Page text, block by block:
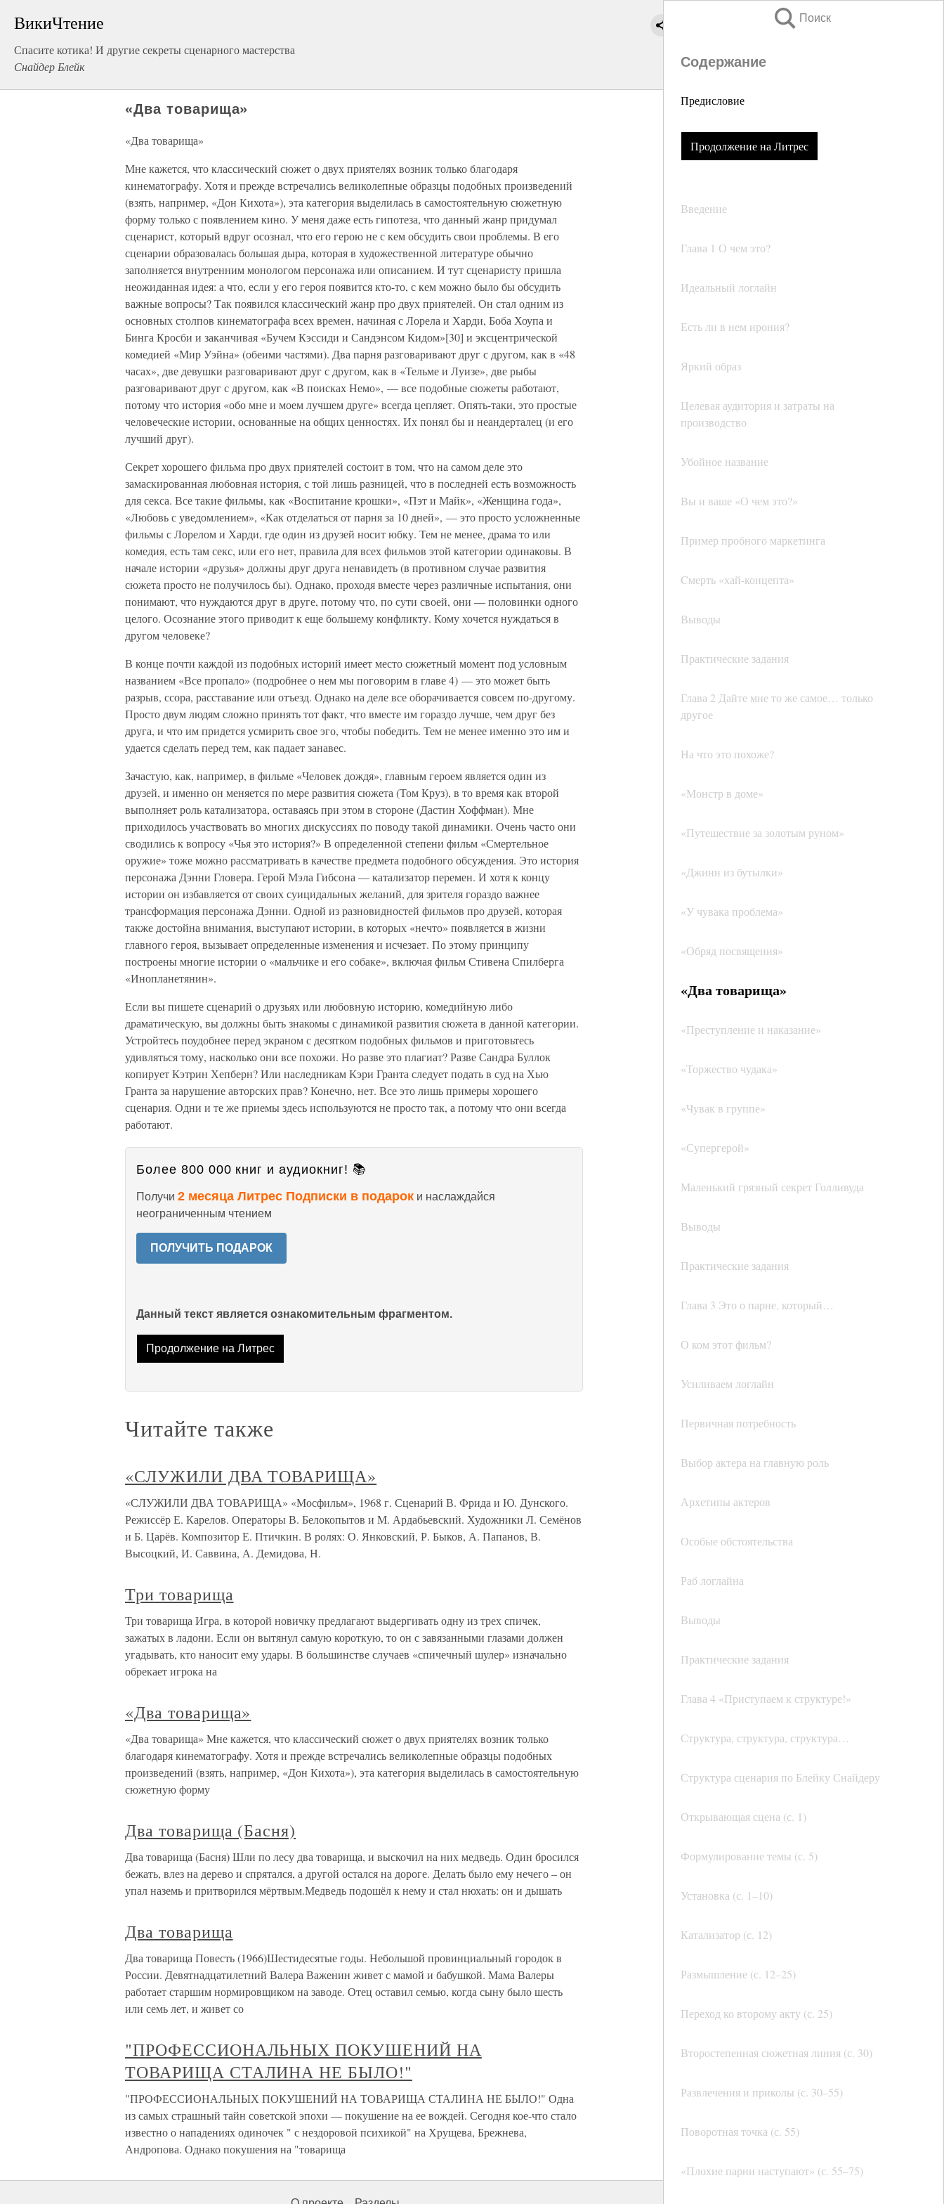
ВикиЧтение
Спасите котика! И другие секреты сценарного мастерства
Снайдер Блейк
Поиск
Содержание
Предисловие
Продолжение на Литрес
Введение
Глава 1 О чем это?
Идеальный логлайн
Есть ли в нем ирония?
Яркий образ
Целевая аудитория и затраты на
производство
Убойное название
Вы и ваше «О чем это?»
Пример пробного маркетинга
Cмерть «хай-концепта»
Выводы
Практические задания
Глава 2 Дайте мне то же самое… только
другое
На что это похоже?
«Монстр в доме»
«Путешествие за золотым руном»
«Джинн из бутылки»
«У чувака проблема»
«Обряд посвящения»
«Два товарища»
«Преступление и наказание»
«Торжество чудака»
«Чувак в группе»
«Супергерой»
Маленький грязный секрет Голливуда
Выводы
Практические задания
Глава 3 Это о парне, который…
О ком этот фильм?
Усиливаем логлайн
Первичная потребность
Выбор актера на главную роль
Архетипы актеров
Особые обстоятельства
Раб логлайна
Выводы
Практические задания
Глава 4 «Приступаем к структуре!»
Структура, структура, структура…
Структура сценария по Блейку Снайдеру
Открывающая сцена (с. 1)
Формулирование темы (с. 5)
Установка (с. 1–10)
Катализатор (с. 12)
Размышление (с. 12–25)
Переход ко второму акту (с. 25)
Второстепенная сюжетная линия (с. 30)
Развлечения и приколы (с. 30–55)
Поворотная точка (с. 55)
«Плохие парни наступают» (с. 55–75)
«Два товарища»
«Два товарища»
Мне кажется, что классический сюжет о двух приятелях возник только благодаря
кинематографу. Хотя и прежде встречались великолепные образцы подобных произведений
(взять, например, «Дон Кихота»), эта категория выделилась в самостоятельную сюжетную
форму только с появлением кино. У меня даже есть гипотеза, что данный жанр придумал
сценарист, который вдруг осознал, что его герою не с кем обсудить свои проблемы. В его
сценарии образовалась большая дыра, которая в художественной литературе обычно
заполняется внутренним монологом персонажа или описанием. И тут сценаристу пришла
неожиданная идея: а что, если у его героя появится кто-то, с кем можно было бы обсудить
важные вопросы? Так появился классический жанр про двух приятелей. Он стал одним из
основных столпов кинематографа всех времен, начиная с Лорела и Харди, Боба Хоупа и
Бинга Кросби и заканчивая «Бучем Кэссиди и Сандэнсом Кидом»[30] и эксцентрической
комедией «Мир Уэйна» (обеими частями). Два парня разговаривают друг с другом, как в «48
часах», две девушки разговаривают друг с другом, как в «Тельме и Луизе», две рыбы
разговаривают друг с другом, как «В поисках Немо», — все подобные сюжеты работают,
потому что история «обо мне и моем лучшем друге» всегда цепляет. Опять-таки, это простые
человеческие истории, основанные на общих ценностях. Их понял бы и неандерталец (и его
лучший друг).
Секрет хорошего фильма про двух приятелей состоит в том, что на самом деле это
замаскированная любовная история, с той лишь разницей, что в последней есть возможность
для секса. Все такие фильмы, как «Воспитание крошки», «Пэт и Майк», «Женщина года»,
«Любовь с уведомлением», «Как отделаться от парня за 10 дней», — это просто усложненные
фильмы с Лорелом и Харди, где один из друзей носит юбку. Тем не менее, драма то или
комедия, есть там секс, или его нет, правила для всех фильмов этой категории одинаковы. В
начале истории «друзья» должны друг друга ненавидеть (в противном случае развития
сюжета просто не получилось бы). Однако, проходя вместе через различные испытания, они
понимают, что нуждаются друг в друге, потому что, по сути своей, они — половинки одного
целого. Осознание этого приводит к еще большему конфликту. Кому хочется нуждаться в
другом человеке?
В конце почти каждой из подобных историй имеет место сюжетный момент под условным
названием «Все пропало» (подробнее о нем мы поговорим в главе 4) — это может быть
разрыв, ссора, расставание или отъезд. Однако на деле все оборачивается совсем по-другому.
Просто двум людям сложно принять тот факт, что вместе им гораздо лучше, чем друг без
друга, и что им придется усмирить свое эго, чтобы победить. Тем не менее именно это им и
удается сделать перед тем, как падает занавес.
Зачастую, как, например, в фильме «Человек дождя», главным героем является один из
друзей, и именно он меняется по мере развития сюжета (Том Круз), в то время как второй
выполняет роль катализатора, оставаясь при этом в стороне (Дастин Хоффман). Мне
приходилось участвовать во многих дискуссиях по поводу такой динамики. Очень часто они
сводились к вопросу «Чья это история?» В определенной степени фильм «Смертельное
оружие» тоже можно рассматривать в качестве предмета подобного обсуждения. Это история
персонажа Дэнни Гловера. Герой Мэла Гибсона — катализатор перемен. И хотя к концу
истории он избавляется от своих суицидальных желаний, для зрителя гораздо важнее
трансформация персонажа Дэнни. Одной из разновидностей фильмов про друзей, которая
также достойна внимания, выступают истории, в которых «нечто» появляется в жизни
главного героя, вызывает определенные изменения и исчезает. По этому принципу
построены многие истории о «мальчике и его собаке», включая фильм Стивена Спилберга
«Инопланетянин».
Если вы пишете сценарий о друзьях или любовную историю, комедийную либо
драматическую, вы должны быть знакомы с динамикой развития сюжета в данной категории.
Устройтесь поудобнее перед экраном с десятком подобных фильмов и приготовьтесь
удивляться тому, насколько они все похожи. Но разве это плагиат? Разве Сандра Буллок
копирует Кэтрин Хепберн? Или наследникам Кэри Гранта следует подать в суд на Хью
Гранта за нарушение авторских прав? Конечно, нет. Все это лишь примеры хорошего
сценария. Одни и те же приемы здесь используются не просто так, а потому что они всегда
работают.
Более 800 000 книг и аудиокниг! 📚
Получи 2 месяца Литрес Подписки в подарок и наслаждайся
неограниченным чтением
ПОЛУЧИТЬ ПОДАРОК
Данный текст является ознакомительным фрагментом.
Продолжение на Литрес
Читайте также
«СЛУЖИЛИ ДВА ТОВАРИЩА»
«СЛУЖИЛИ ДВА ТОВАРИЩА» «Мосфильм», 1968 г. Сценарий В. Фрида и Ю. Дунского.
Режиссёр Е. Карелов. Операторы В. Белокопытов и М. Ардабьевский. Художники Л. Семёнов
и Б. Царёв. Композитор Е. Птичкин. В ролях: О. Янковский, Р. Быков, А. Папанов, В.
Высоцкий, И. Саввина, А. Демидова, Н.
Три товарища
Три товарища Игра, в которой новичку предлагают выдергивать одну из трех спичек,
зажатых в ладони. Если он вытянул самую короткую, то он с завязанными глазами должен
угадывать, кто наносит ему удары. В большинстве случаев «спичечный шулер» изначально
обрекает игрока на
«Два товарища»
«Два товарища» Мне кажется, что классический сюжет о двух приятелях возник только
благодаря кинематографу. Хотя и прежде встречались великолепные образцы подобных
произведений (взять, например, «Дон Кихота»), эта категория выделилась в самостоятельную
сюжетную форму
Два товарища (Басня)
Два товарища (Басня) Шли по лесу два товарища, и выскочил на них медведь. Один бросился
бежать, влез на дерево и спрятался, а другой остался на дороге. Делать было ему нечего – он
упал наземь и притворился мёртвым.Медведь подошёл к нему и стал нюхать: он и дышать
Два товарища
Два товарища Повесть (1966)Шестидесятые годы. Небольшой провинциальный городок в
России. Девятнадцатилетний Валера Важенин живет с мамой и бабушкой. Мама Валеры
работает старшим нормировщиком на заводе. Отец оставил семью, когда сыну было шесть
или семь лет, и живет со
"ПРОФЕССИОНАЛЬНЫХ ПОКУШЕНИЙ НА
ТОВАРИЩА СТАЛИНА НЕ БЫЛО!"
"ПРОФЕССИОНАЛЬНЫХ ПОКУШЕНИЙ НА ТОВАРИЩА СТАЛИНА НЕ БЫЛО!" Одна
из самых страшный тайн советской эпохи — покушение на ее вождей. Сегодня кое-что стало
известно о нападениях одиночек " с нездоровой психикой" на Хрущева, Брежнева,
Андропова. Однако покушения на "товарища